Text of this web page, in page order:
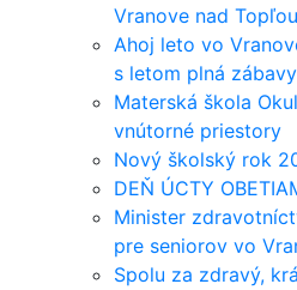
Vranove nad Topľou
Ahoj leto vo
s letom plná
Materská škola
vnútorné priestory
Nový školský rok
DEŇ ÚCTY
Minister
pre seniorov vo
Spolu za zdravý,